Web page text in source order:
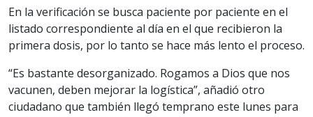
En la verificación se busca paciente por paciente en el
listado correspondiente al día en el que recibieron la
primera dosis, por lo tanto se hace más lento el proceso.
“Es bastante desorganizado. Rogamos a Dios que nos
vacunen, deben mejorar la logística”, añadió otro
ciudadano que también llegó temprano este lunes para